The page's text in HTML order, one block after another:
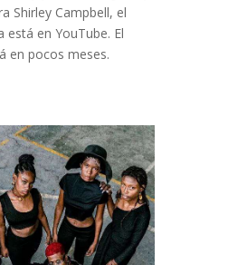
Shirley Campbell, el
está en YouTube. El
en pocos meses.